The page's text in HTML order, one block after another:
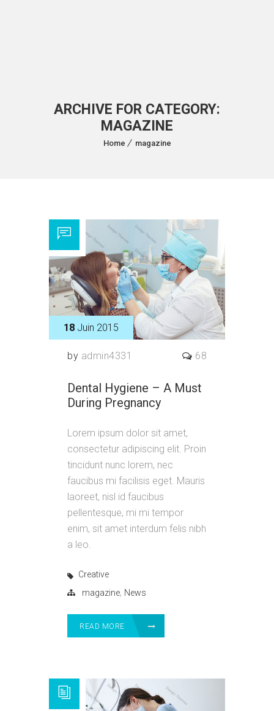
ARCHIVE FOR CATEGORY:
MAGAZINE
Home magazine
18 Juin 2015
by admin4331 68
Dental Hygiene – A Must
During Pregnancy
Lorem ipsum dolor sit amet,
consectetur adipiscing elit. Proin
tincidunt nunc lorem, nec
faucibus mi facilisis eget. Mauris
laoreet, nisl id faucibus
pellentesque, mi mi tempor
enim, sit amet interdum felis nibh
a leo.
Creative
magazine, News
READ MORE